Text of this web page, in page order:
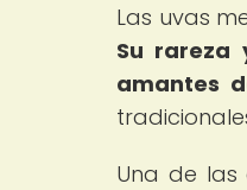
Las uvas
Su rareza
amantes
Una de